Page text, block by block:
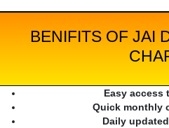
BENIFITS OF JAI
Easy access
Quick monthly
Daily